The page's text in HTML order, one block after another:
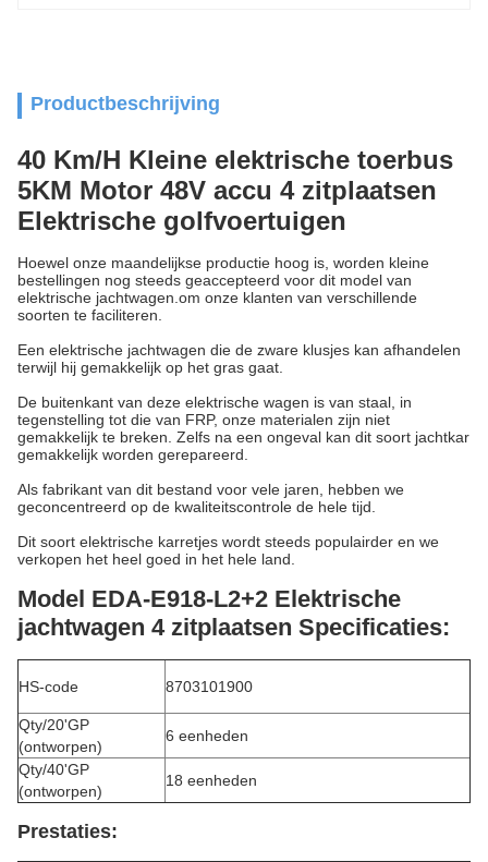
Productbeschrijving
40 Km/H Kleine elektrische toerbus
5KM Motor 48V accu 4 zitplaatsen
Elektrische golfvoertuigen
Hoewel onze maandelijkse productie hoog is, worden kleine
bestellingen nog steeds geaccepteerd voor dit model van
elektrische jachtwagen.om onze klanten van verschillende
soorten te faciliteren.
Een elektrische jachtwagen die de zware klusjes kan afhandelen
terwijl hij gemakkelijk op het gras gaat.
De buitenkant van deze elektrische wagen is van staal, in
tegenstelling tot die van FRP, onze materialen zijn niet
gemakkelijk te breken. Zelfs na een ongeval kan dit soort jachtkar
gemakkelijk worden gerepareerd.
Als fabrikant van dit bestand voor vele jaren, hebben we
geconcentreerd op de kwaliteitscontrole de hele tijd.
Dit soort elektrische karretjes wordt steeds populairder en we
verkopen het heel goed in het hele land.
Model EDA-E918-L2+2 Elektrische
jachtwagen 4 zitplaatsen Specificaties:
HS-code 8703101900
Qty/20'GP
(ontworpen)
6 eenheden
Qty/40'GP
(ontworpen)
18 eenheden
Prestaties: